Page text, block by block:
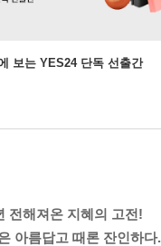
보는 YES24 단독 선출간
전해져온 지혜의 고전!
아름답고 때론 잔인하다.